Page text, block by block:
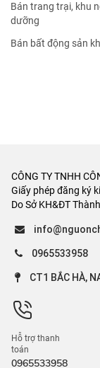
Bán trang trại, khu
dưỡng
Bán bất động sản
CÔNG TY TNHH
Giấy phép đăng ký
Do Sở KH&ĐT
0965533958
CT1 BẮC HÀ,
Hỗ trợ thanh
toán
0965533958